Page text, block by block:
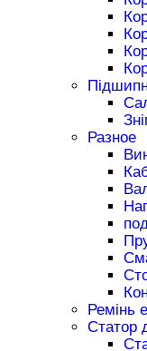
Разное
Ремінь
Статор